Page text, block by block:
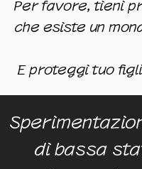
Per favore, tieni
che esiste un
E proteggi tuo
di bassa